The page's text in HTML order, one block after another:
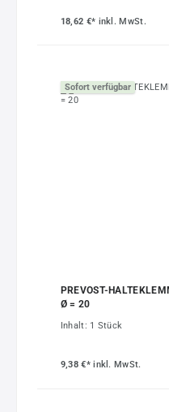
18,62 €* inkl. MwSt.
Sofort verfügbar
PREVOST-
Ø = 20
Inhalt: 1 Stück
9,38 €*inkl. MwSt.